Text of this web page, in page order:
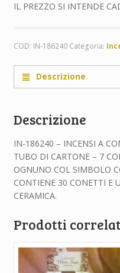
IL PREZZO SI INTENDE
COD: IN-186240 Categoria:
Descrizione
Descrizione
IN-186240 – INCENSI A
TUBO DI CARTONE – 7
OGNUNO COL SIMBOLO
CONTIENE 30 CONETTI E
CERAMICA.
Prodotti